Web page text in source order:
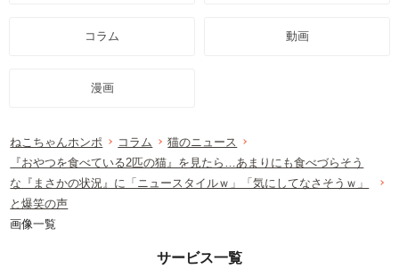
コラム 動画
漫画
ねこちゃんホンポ コラム
猫のニュース
『おやつを食べている2匹の猫』を見たら…あまりにも食べづらそう
な『まさかの状況』に「ニュースタイルｗ」「気にしてなさそうｗ」
と爆笑の声
画像一覧
サービス一覧